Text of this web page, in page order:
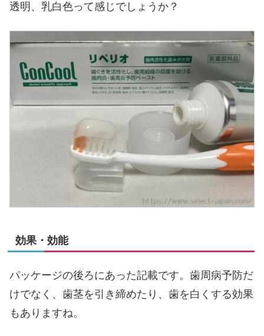
透明、乳白色って感じでしょうか？
効果・効能
パッケージの後ろにあった記載です。歯周病予防だ
けでなく、歯茎を引き締めたり、歯を白くする効果
もありますね。